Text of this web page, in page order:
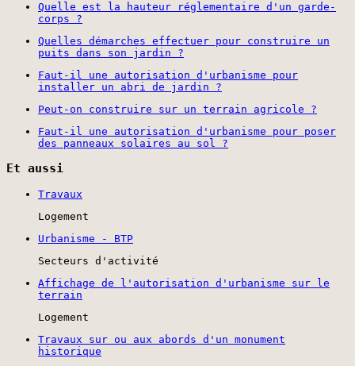
Quelle est la hauteur réglementaire d'un garde-
corps ?
Quelles démarches effectuer pour construire un
puits dans son jardin ?
Faut-il une autorisation d'urbanisme pour
installer un abri de jardin ?
Peut-on construire sur un terrain agricole ?
Faut-il une autorisation d'urbanisme pour poser
des panneaux solaires au sol ?
Et aussi
Travaux
Logement
Urbanisme - BTP
Secteurs d'activité
Affichage de l'autorisation d'urbanisme sur le
terrain
Logement
Travaux sur ou aux abords d'un monument
historique